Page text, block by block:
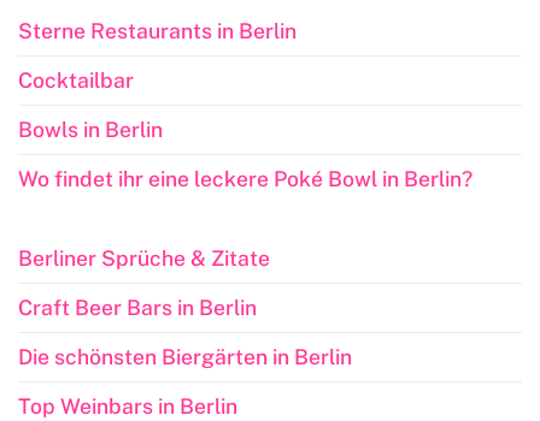
Sterne Restaurants in Berlin
Cocktailbar
Bowls in Berlin
Wo findet ihr eine leckere Poké Bowl in Berlin?
Berliner Sprüche & Zitate
Craft Beer Bars in Berlin
Die schönsten Biergärten in Berlin
Top Weinbars in Berlin